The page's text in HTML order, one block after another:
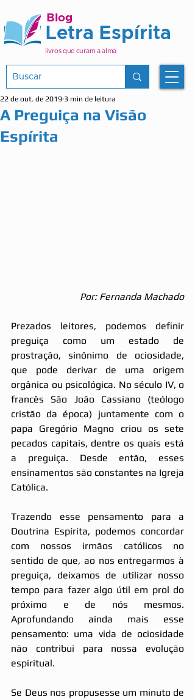
Letra Espírita
Blog
livros que curam a alma
A Preguiça na Visão
Espírita
22 de out. de 2019 3 min de leitura
Por: Fernanda Machado
Prezados leitores, podemos definir
preguiça como um estado de
prostração, sinônimo de ociosidade,
que pode derivar de uma origem
orgânica ou psicológica. No século IV, o
francês São João Cassiano (teólogo
cristão da época) juntamente com o
papa Gregório Magno criou os sete
pecados capitais, dentre os quais está
a preguiça. Desde então, esses
ensinamentos são constantes na Igreja
Católica.
Trazendo esse pensamento para a
Doutrina Espírita, podemos concordar
com nossos irmãos católicos no
sentido de que, ao nos entregarmos à
preguiça, deixamos de utilizar nosso
tempo para fazer algo útil em prol do
próximo e de nós mesmos.
Aprofundando ainda mais esse
pensamento: uma vida de ociosidade
não contribui para nossa evolução
espiritual.
Se Deus nos propusesse um minuto de